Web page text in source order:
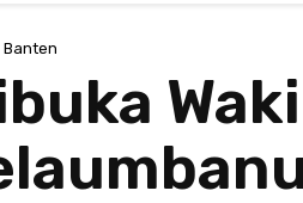
Banten